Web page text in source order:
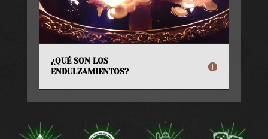
¿QUÉ SON LOS
ENDULZAMIENTOS?